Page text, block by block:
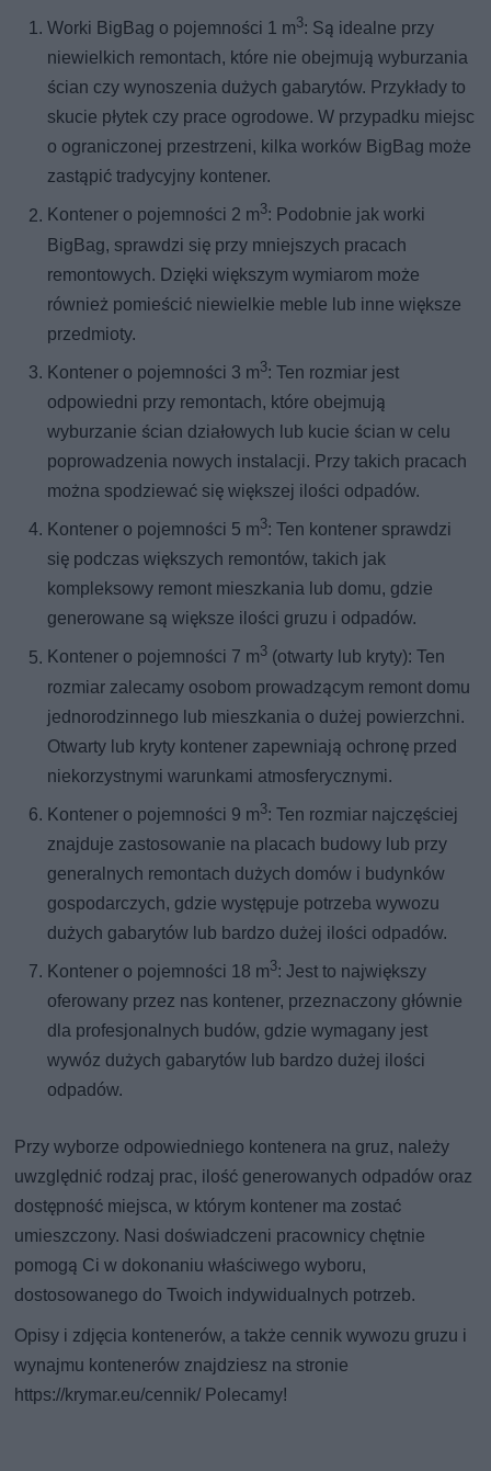
Worki BigBag o pojemności 1 m3: Są idealne przy
niewielkich remontach, które nie obejmują wyburzania
ścian czy wynoszenia dużych gabarytów. Przykłady to
skucie płytek czy prace ogrodowe. W przypadku miejsc
o ograniczonej przestrzeni, kilka worków BigBag może
zastąpić tradycyjny kontener.
Kontener o pojemności 2 m3: Podobnie jak worki
BigBag, sprawdzi się przy mniejszych pracach
remontowych. Dzięki większym wymiarom może
również pomieścić niewielkie meble lub inne większe
przedmioty.
Kontener o pojemności 3 m3: Ten rozmiar jest
odpowiedni przy remontach, które obejmują
wyburzanie ścian działowych lub kucie ścian w celu
poprowadzenia nowych instalacji. Przy takich pracach
można spodziewać się większej ilości odpadów.
Kontener o pojemności 5 m3: Ten kontener sprawdzi
się podczas większych remontów, takich jak
kompleksowy remont mieszkania lub domu, gdzie
generowane są większe ilości gruzu i odpadów.
Kontener o pojemności 7 m3 (otwarty lub kryty): Ten
rozmiar zalecamy osobom prowadzącym remont domu
jednorodzinnego lub mieszkania o dużej powierzchni.
Otwarty lub kryty kontener zapewniają ochronę przed
niekorzystnymi warunkami atmosferycznymi.
Kontener o pojemności 9 m3: Ten rozmiar najczęściej
znajduje zastosowanie na placach budowy lub przy
generalnych remontach dużych domów i budynków
gospodarczych, gdzie występuje potrzeba wywozu
dużych gabarytów lub bardzo dużej ilości odpadów.
Kontener o pojemności 18 m3: Jest to największy
oferowany przez nas kontener, przeznaczony głównie
dla profesjonalnych budów, gdzie wymagany jest
wywóz dużych gabarytów lub bardzo dużej ilości
odpadów.
Przy wyborze odpowiedniego kontenera na gruz, należy
uwzględnić rodzaj prac, ilość generowanych odpadów oraz
dostępność miejsca, w którym kontener ma zostać
umieszczony. Nasi doświadczeni pracownicy chętnie
pomogą Ci w dokonaniu właściwego wyboru,
dostosowanego do Twoich indywidualnych potrzeb.
Opisy i zdjęcia kontenerów, a także cennik wywozu gruzu i
wynajmu kontenerów znajdziesz na stronie
https://krymar.eu/cennik/ Polecamy!